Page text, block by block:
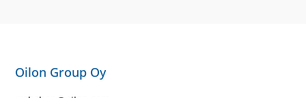
Oilon Group Oy